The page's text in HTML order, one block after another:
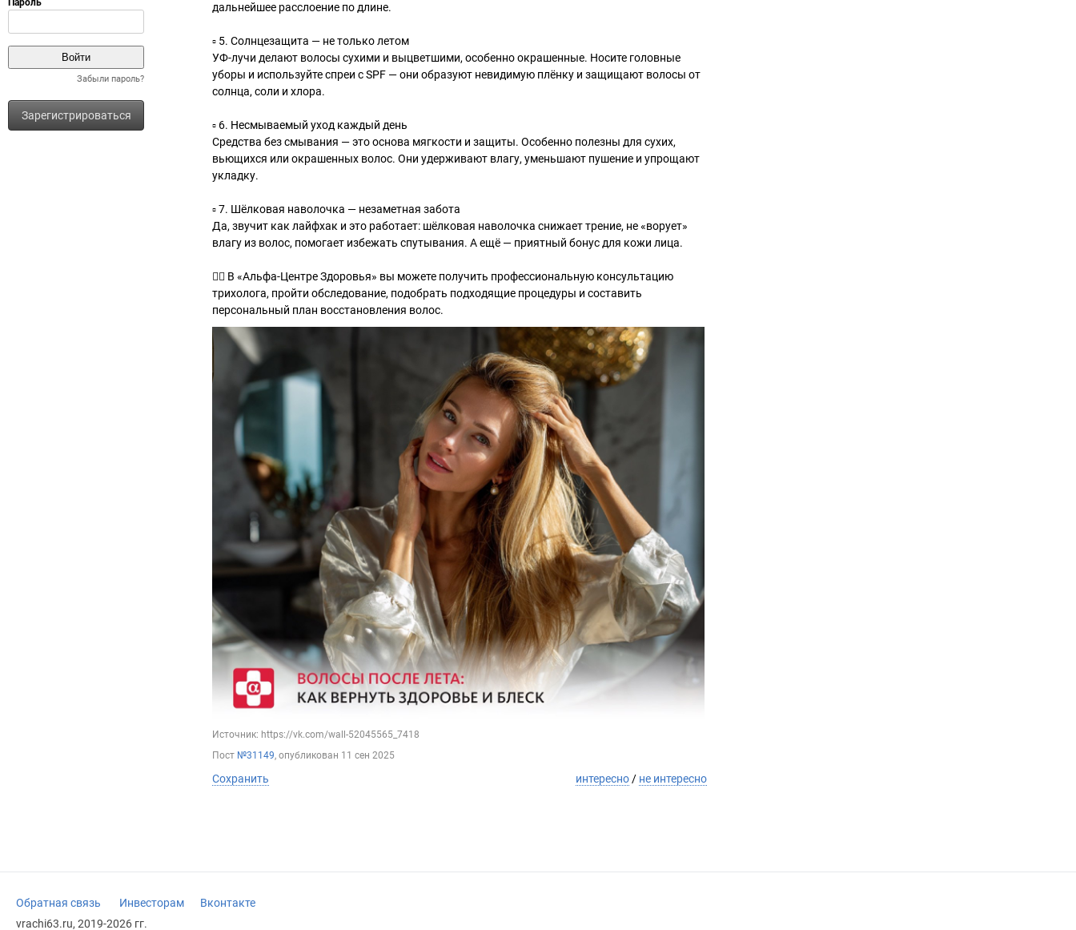
Забыли пароль?
Зарегистрироваться
дальнейшее расслоение по длине.
▫ 5. Солнцезащита — не только летом
УФ-лучи делают волосы сухими и выцветшими, особенно окрашенные. Носите головные
уборы и используйте спреи с SPF — они образуют невидимую плёнку и защищают волосы от
солнца, соли и хлора.
▫ 6. Несмываемый уход каждый день
Средства без смывания — это основа мягкости и защиты. Особенно полезны для сухих,
вьющихся или окрашенных волос. Они удерживают влагу, уменьшают пушение и упрощают
укладку.
▫ 7. Шёлковая наволочка — незаметная забота
Да, звучит как лайфхак и это работает: шёлковая наволочка снижает трение, не «ворует»
влагу из волос, помогает избежать спутывания. А ещё — приятный бонус для кожи лица.
💆‍♀️ В «Альфа-Центре Здоровья» вы можете получить профессиональную консультацию
трихолога, пройти обследование, подобрать подходящие процедуры и составить
персональный план восстановления волос.
Источник: https://vk.com/wall-52045565_7418
Пост №31149, опубликован 11 сен 2025
Сохранить интересно / не интересно
Обратная связь Инвесторам
Вконтакте
vrachi63.ru, 2019-2026 гг.